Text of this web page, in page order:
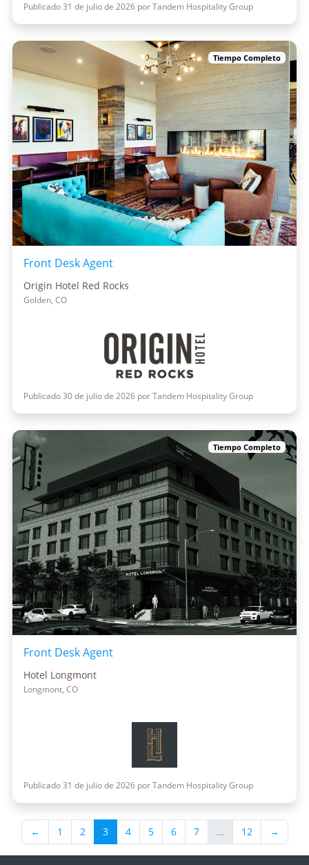
Publicado 31 de julio de 2026 por Tandem Hospitality Group
Tiempo Completo
Front Desk Agent
Origin Hotel Red Rocks
Golden, CO
Publicado 30 de julio de 2026 por Tandem Hospitality Group
Tiempo Completo
Front Desk Agent
Hotel Longmont
Longmont, CO
Publicado 31 de julio de 2026 por Tandem Hospitality Group
← 1 2 3 4 5 6 7 … 12 →